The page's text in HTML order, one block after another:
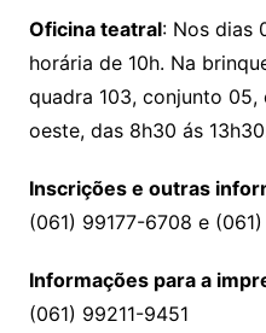
Oficina teatral: Nos dias
horária de 10h. Na
quadra 103, conjunto 05,
oeste, das 8h30 ás
Inscrições e outras
(061) 99177-6708 e
Informações para a
(061) 99211-9451